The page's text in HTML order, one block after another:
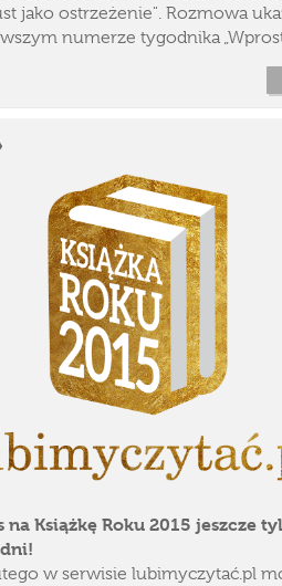
jako ostrzeżenie". Rozmowa
numerze tygodnika
na Książkę Roku 2015 jeszcze
w serwisie lubimyczytać.pl